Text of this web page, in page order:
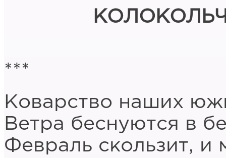
***
Коварство наших
Ветра беснуются в
Февраль скользит, и